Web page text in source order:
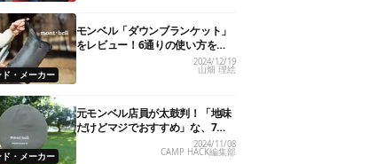
ド・メーカー
モンベル「ダウンブランケット」
をレビュー！6通りの使い方を試
してみた
2024/12/19
山畑 理絵
ド・メーカー
元モンベル店員が太鼓判！「地味
だけどマジでおすすめ」な、7つ
の隠れた名品
2024/11/08
CAMP HACK編集部